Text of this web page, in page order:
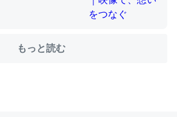
もっと読む